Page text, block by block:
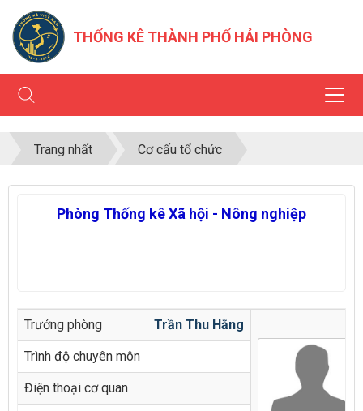
THỐNG KÊ THÀNH PHỐ HẢI PHÒNG
Trang nhất Cơ cấu tổ chức
Phòng Thống kê Xã hội - Nông nghiệp
Trưởng phòng Trần Thu Hằng
Trình độ chuyên môn
Điện thoại cơ quan